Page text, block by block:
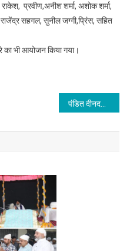
राकेश, प्रवीण,अनीश शर्मा, अशोक शर्मा,
राजेंद्र सहगल, सुनील जग्गी,प्रिंस, सहित
का भी आयोजन किया गया।
पंडित दीनदयाल उपाध्याय के मर्गदर्शन से नरिंदर मोदी हर गाँव को मज़बूत कर मजबूत भारत बनाने मे जुटे : किट्टू गरेवाल